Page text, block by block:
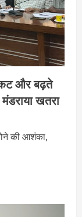
और बढ़ते
खतरा
की आशंका,